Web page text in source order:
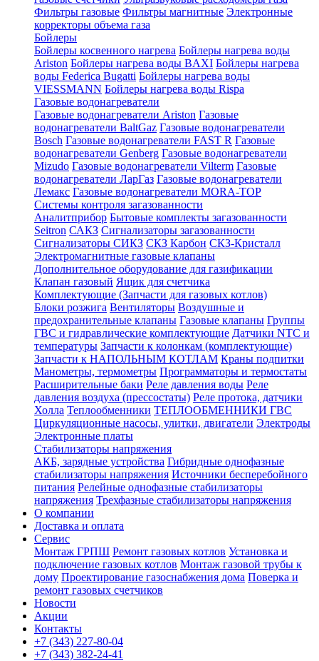
Фильтры газовые Фильтры магнитные Электронные
корректоры объема газа
Бойлеры
Бойлеры косвенного нагрева Бойлеры нагрева воды
Ariston Бойлеры нагрева воды BAXI Бойлеры нагрева
воды Federica Bugatti Бойлеры нагрева воды
VIESSMANN Бойлеры нагрева воды Rispa
Газовые водонагреватели
Газовые водонагреватели Ariston Газовые
водонагреватели BaltGaz Газовые водонагреватели
Bosch Газовые водонагреватели FAST R Газовые
водонагреватели Genberg Газовые водонагреватели
Mizudo Газовые водонагреватели Vilterm Газовые
водонагреватели ЛарГаз Газовые водонагреватели
Лемакс Газовые водонагреватели MORA-TOP
Системы контроля загазованности
Аналитприбор Бытовые комплекты загазованности
Seitron САКЗ Сигнализаторы загазованности
Сигнализаторы СИКЗ СКЗ Карбон СКЗ-Кристалл
Электромагнитные газовые клапаны
Дополнительное оборудование для газификации
Клапан газовый Ящик для счетчика
Комплектующие (Запчасти для газовых котлов)
Блоки розжига Вентиляторы Воздушные и
предохранительные клапаны Газовые клапаны Группы
ГВС и гидравлические комплектующие Датчики NTC и
температуры Запчасти к колонкам (комплектующие)
Запчасти к НАПОЛЬНЫМ КОТЛАМ Краны подпитки
Манометры, термометры Программаторы и термостаты
Расширительные баки Реле давления воды Реле
давления воздуха (прессостаты) Реле протока, датчики
Холла Теплообменники ТЕПЛООБМЕННИКИ ГВС
Циркуляционные насосы, улитки, двигатели Электроды
Электронные платы
Стабилизаторы напряжения
АКБ, зарядные устройства Гибридные однофазные
стабилизаторы напряжения Источники бесперебойного
питания Релейные однофазные стабилизаторы
напряжения Трехфазные стабилизаторы напряжения
О компании
Доставка и оплата
Сервис
Монтаж ГРПШ Ремонт газовых котлов Установка и
подключение газовых котлов Монтаж газовой трубы к
дому Проектирование газоснабжения дома Поверка и
ремонт газовых счетчиков
Новости
Акции
Контакты
+7 (343) 227-80-04
+7 (343) 382-24-41